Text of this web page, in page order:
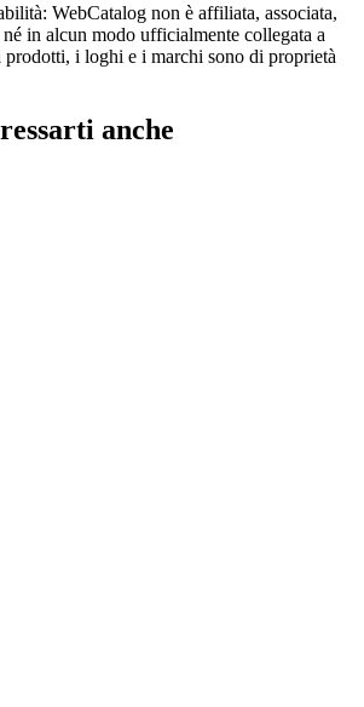
WebCatalog non è affiliata, associata,
in alcun modo ufficialmente collegata a
i loghi e i marchi sono di proprietà
anche